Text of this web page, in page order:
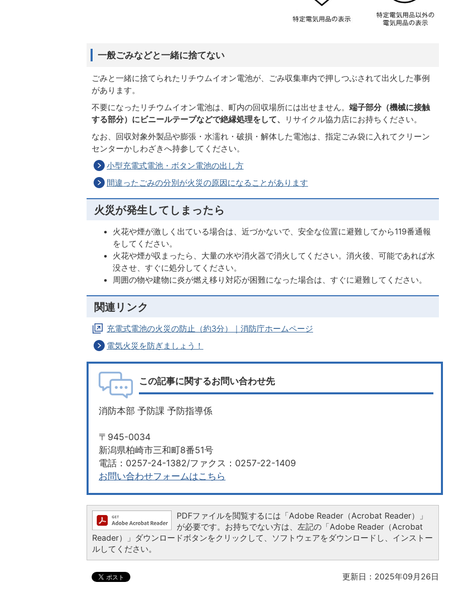
一般ごみなどと一緒に捨てない
ごみと一緒に捨てられたリチウムイオン電池が、ごみ収集車内で押しつぶされて出火した事例
があります。
不要になったリチウムイオン電池は、町内の回収場所には出せません。 端子部分（機械に接触
する部分）にビニールテープなどで絶縁処理をして、
リサイクル協力店にお持ちください。
なお、回収対象外製品や膨張・水濡れ・破損・解体した電池は、指定ごみ袋に入れてクリーン
センターかしわざきへ持参してください。
小型充電式電池・ボタン電池の出し方
間違ったごみの分別が火災の原因になることがあります
火災が発生してしまったら
火花や煙が激しく出ている場合は、近づかないで、安全な位置に避難してから119番通報
をしてください。
火花や煙が収まったら、大量の水や消火器で消火してください。消火後、可能であれば水
没させ、すぐに処分してください。
周囲の物や建物に炎が燃え移り対応が困難になった場合は、すぐに避難してください。
関連リンク
充電式電池の火災の防止（約3分）｜消防庁ホームページ
電気火災を防ぎましょう！
この記事に関するお問い合わせ先
消防本部 予防課 予防指導係
〒945-0034
新潟県柏崎市三和町8番51号
電話：0257-24-1382/ファクス：0257-22-1409
お問い合わせフォームはこちら
PDFファイルを閲覧するには「Adobe Reader（Acrobat Reader）」
が必要です。お持ちでない方は、左記の「Adobe Reader（Acrobat
Reader）」ダウンロードボタンをクリックして、ソフトウェアをダウンロードし、インストー
ルしてください。
更新日：2025年09月26日